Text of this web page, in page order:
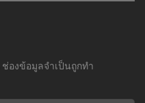
ช่องข้อมูลจำเป็นถูกทำ